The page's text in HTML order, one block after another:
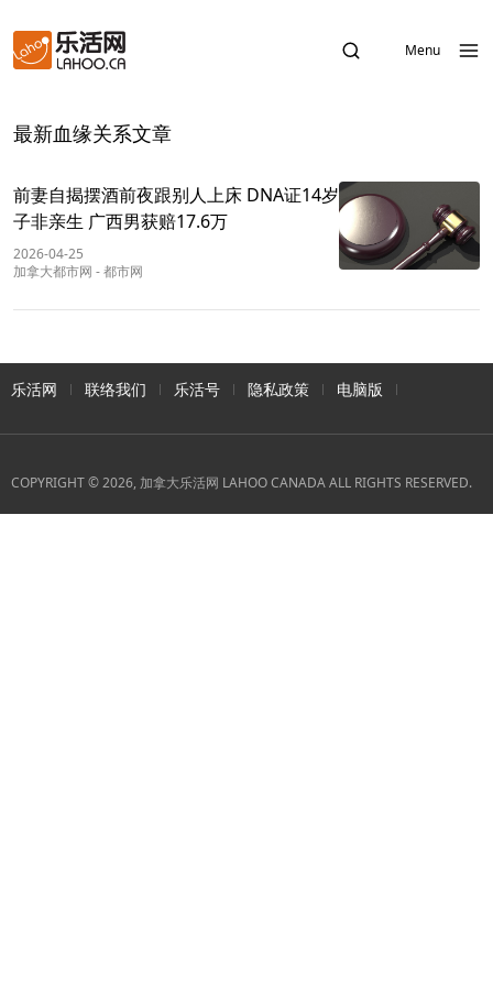
Menu
最新血缘关系文章
前妻自揭摆酒前夜跟别人上床 DNA证14岁
子非亲生 广西男获赔17.6万
2026-04-25
加拿大都市网 -都市网
乐活网 联络我们 乐活号 隐私政策 电脑版
COPYRIGHT © 2026, 加拿大乐活网 LAHOO CANADA ALL RIGHTS RESERVED.